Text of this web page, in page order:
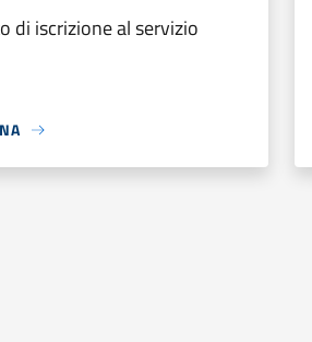
di iscrizione al servizio